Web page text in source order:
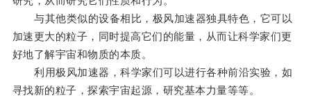
与其他类似的设备相比，极风加速器独具特色，它可以
加速更大的粒子，同时提高它们的能量，从而让科学家们更
好地了解宇宙和物质的本质。
利用极风加速器，科学家们可以进行各种前沿实验，如
寻找新的粒子，探索宇宙起源，研究基本力量等等。